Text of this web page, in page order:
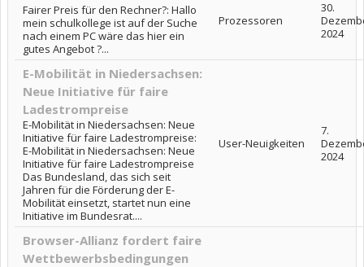
Fairer Preis für den Rechner?: Hallo
mein schulkollege ist auf der Suche
nach einem PC wäre das hier ein
gutes Angebot ?...
Prozessoren
30.
2024
E-Mobilität in Niedersachsen:
Neue Initiative für faire
Ladestrompreise
E-Mobilität in Niedersachsen: Neue
Initiative für faire Ladestrompreise:
E-Mobilität in Niedersachsen: Neue
Initiative für faire Ladestrompreise
Das Bundesland, das sich seit
Jahren für die Förderung der E-
Mobilität einsetzt, startet nun eine
Initiative im Bundesrat....
User-Neuigkeiten
7.
2024
Browser-Allianz fordert faire
Wettbewerbsbedingungen